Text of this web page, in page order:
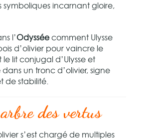
symboliques incarnant gloire,
l’Odysséecomment Ulysse
d’olivier pour vaincre le
lit conjugal d’Ulysse et
un tronc d’olivier, signe
de stabilité.
des vertus
s’est chargé de multiples